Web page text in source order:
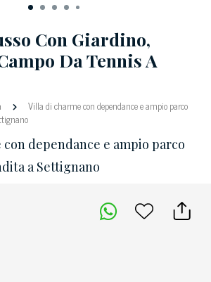
Con Giardino,
Da Tennis A
Villa di charme con dependance e ampio parco
dependance e ampio parco
a Settignano